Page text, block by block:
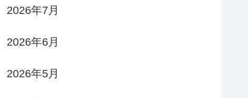
2026年7月
2026年6月
2026年5月